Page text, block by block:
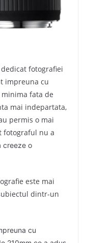
fotografiei
impreuna cu
fata de
mai indepartata,
permis o mai
fotograful nu a
creeze o
este mai
dintr-un
cu